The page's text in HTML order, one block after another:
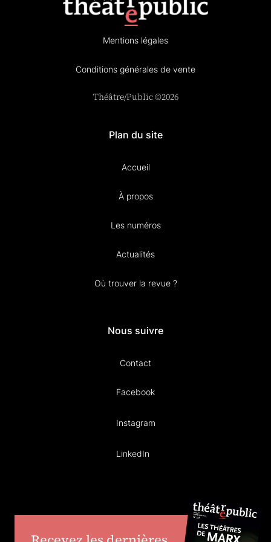
Mentions légales
Conditions générales de vente
Théâtre/Public ©2026
Plan du site
Accueil
À propos
Les numéros
Actualités
Où trouver la revue ?
Nous suivre
Contact
Facebook
Instagram
LinkedIn